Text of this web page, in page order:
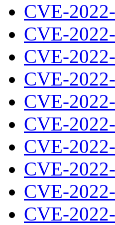
CVE-
CVE-
CVE-
CVE-
CVE-
CVE-
CVE-
CVE-
CVE-
CVE-